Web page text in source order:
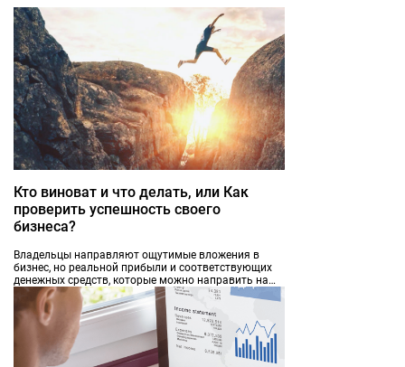
Кто виноват и что делать, или Как
проверить успешность своего
бизнеса?
Владельцы направляют ощутимые вложения в
бизнес, но реальной прибыли и соответствующих
денежных средств, которые можно направить на
инвестиции и развитие организации, может и не
быть. В таких случаях на смену иллюзиям приходит
горькая правда жизни о жестоких законах бизнеса
и, как следствие, разочарование. Кто виноват и что
делать? К кому обратиться за помощью, советом,
рекомендациями? Ответ очевиден.